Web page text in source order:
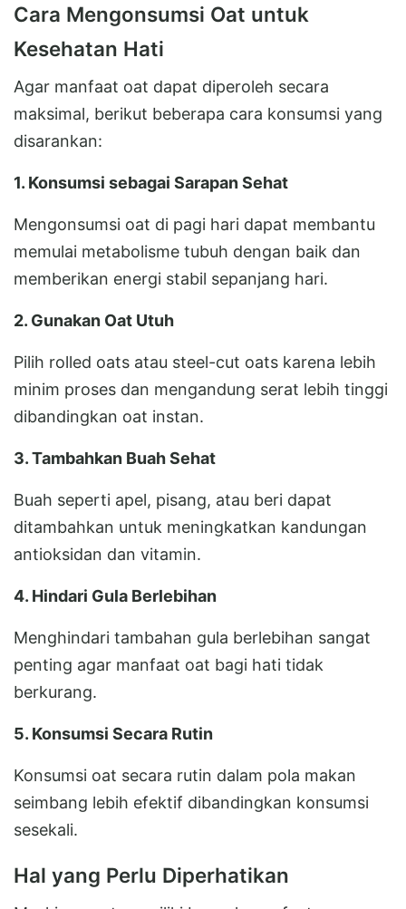
Cara Mengonsumsi Oat untuk
Kesehatan Hati
Agar manfaat oat dapat diperoleh secara
maksimal, berikut beberapa cara konsumsi yang
disarankan:
1. Konsumsi sebagai Sarapan Sehat
Mengonsumsi oat di pagi hari dapat membantu
memulai metabolisme tubuh dengan baik dan
memberikan energi stabil sepanjang hari.
2. Gunakan Oat Utuh
Pilih rolled oats atau steel-cut oats karena lebih
minim proses dan mengandung serat lebih tinggi
dibandingkan oat instan.
3. Tambahkan Buah Sehat
Buah seperti apel, pisang, atau beri dapat
ditambahkan untuk meningkatkan kandungan
antioksidan dan vitamin.
4. Hindari Gula Berlebihan
Menghindari tambahan gula berlebihan sangat
penting agar manfaat oat bagi hati tidak
berkurang.
5. Konsumsi Secara Rutin
Konsumsi oat secara rutin dalam pola makan
seimbang lebih efektif dibandingkan konsumsi
sesekali.
Hal yang Perlu Diperhatikan